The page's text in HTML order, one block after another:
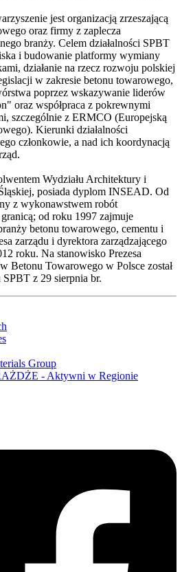
jest organizacją zrzeszającą
oraz firmy z zaplecza
branży. Celem działalności SPBT
i budowanie platformy wymiany
działanie na rzecz rozwoju polskiej
w zakresie betonu towarowego,
poprzez wskazywanie liderów
oraz współpraca z pokrewnymi
szczególnie z ERMCO (Europejską
Kierunki działalności
członkowie, a nad ich koordynacją
Wydziału Architektury i
posiada dyplom INSEAD. Od
z wykonawstwem robót
od roku 1997 zajmuje
betonu towarowego, cementu i
zarządu i dyrektora zarządzającego
roku. Na stanowisko Prezesa
Betonu Towarowego w Polsce został
SPBT z 29 sierpnia br.
Group
- Aktywni w Regionie